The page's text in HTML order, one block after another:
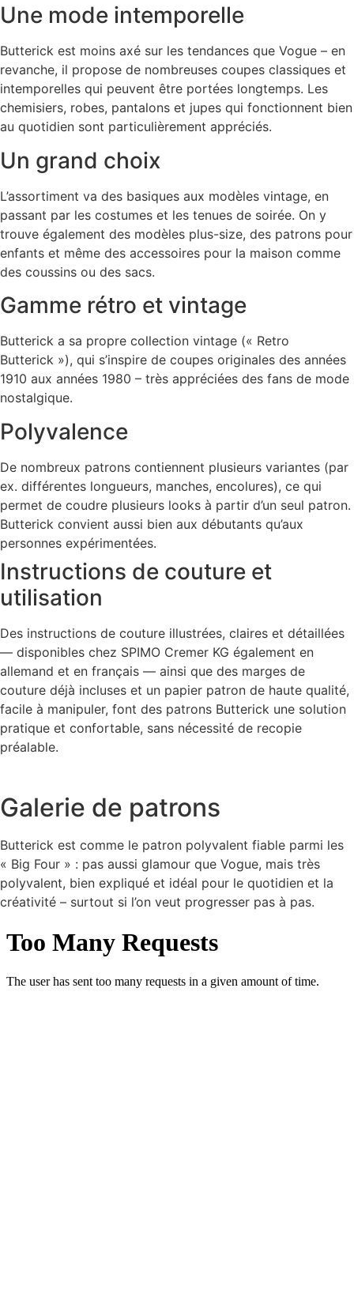
Une mode intemporelle
Butterick est moins axé sur les tendances que Vogue – en
revanche, il propose de nombreuses coupes classiques et
intemporelles qui peuvent être portées longtemps. Les
chemisiers, robes, pantalons et jupes qui fonctionnent bien
au quotidien sont particulièrement appréciés.
Un grand choix
L’assortiment va des basiques aux modèles vintage, en
passant par les costumes et les tenues de soirée. On y
trouve également des modèles plus-size, des patrons pour
enfants et même des accessoires pour la maison comme
des coussins ou des sacs.
Gamme rétro et vintage
Butterick a sa propre collection vintage (« Retro
Butterick »), qui s’inspire de coupes originales des années
1910 aux années 1980 – très appréciées des fans de mode
nostalgique.
Polyvalence
De nombreux patrons contiennent plusieurs variantes (par
ex. différentes longueurs, manches, encolures), ce qui
permet de coudre plusieurs looks à partir d’un seul patron.
Butterick convient aussi bien aux débutants qu’aux
personnes expérimentées.
Instructions de couture et
utilisation
Des instructions de couture illustrées, claires et détaillées
— disponibles chez SPIMO Cremer KG également en
allemand et en français — ainsi que des marges de
couture déjà incluses et un papier patron de haute qualité,
facile à manipuler, font des patrons Butterick une solution
pratique et confortable, sans nécessité de recopie
préalable.
Galerie de patrons
Butterick est comme le patron polyvalent fiable parmi les
« Big Four » : pas aussi glamour que Vogue, mais très
polyvalent, bien expliqué et idéal pour le quotidien et la
créativité – surtout si l’on veut progresser pas à pas.